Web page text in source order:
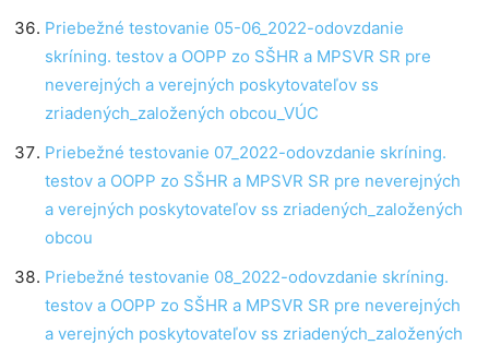
Priebežné testovanie 05-06_2022-odovzdanie
skríning. testov a OOPP zo SŠHR a MPSVR SR pre
neverejných a verejných poskytovateľov ss
zriadených_založených obcou_VÚC
Priebežné testovanie 07_2022-odovzdanie skríning.
testov a OOPP zo SŠHR a MPSVR SR pre neverejných
a verejných poskytovateľov ss zriadených_založených
obcou
Priebežné testovanie 08_2022-odovzdanie skríning.
testov a OOPP zo SŠHR a MPSVR SR pre neverejných
a verejných poskytovateľov ss zriadených_založených